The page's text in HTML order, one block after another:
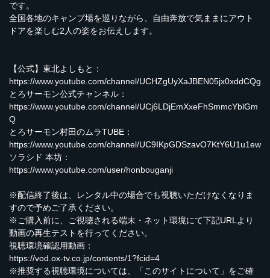
です。
全国各地のキャンプ場を巡りながら、自由奔放で気ままにアウト
ドアを楽しむ2人の姿をお伝えします。
【公式】東北よしもと：
https://www.youtube.com/channel/UCHZgUyXaJBEN05jx0xddCQg
とろサーモン公式チャンネル：
https://www.youtube.com/channel/UCj6LDjEmXxeFhSmmcYblGm
Q
とろサーモン村田のムラTUBE：
https://www.youtube.com/channel/UC9IKpGDSzavO7KtY6U1u1ew
ソラシド 本坊：
https://www.youtube.com/user/honbouganji
※配信終了後は、レンタル中の場合でも視聴いただけなくなりま
すので予めご了承ください。
※ご購入前に、ご視聴される端末・ネット環境にて下記URLより
動画の再生テストを行ってください。
視聴環境確認用動画：
https://vod.ox-tv.co.jp/contents/1?fcid=4
※推奨する視聴環境については、「このサイトについて」をご確